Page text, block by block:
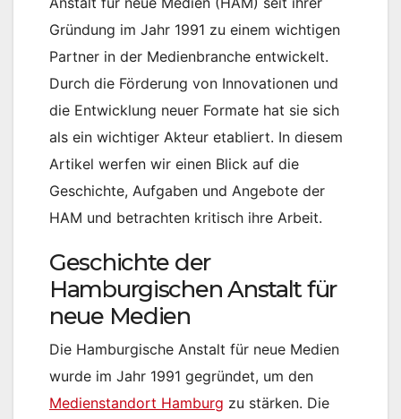
Gründung im Jahr 1991 zu einem wichtigen
Partner in der Medienbranche entwickelt.
Durch die Förderung von Innovationen und
die Entwicklung neuer Formate hat sie sich
als ein wichtiger Akteur etabliert. In diesem
Artikel werfen wir einen Blick auf die
Geschichte, Aufgaben und Angebote der
HAM und betrachten kritisch ihre Arbeit.
Geschichte der
Hamburgischen Anstalt für
neue Medien
Die Hamburgische Anstalt für neue Medien
wurde im Jahr 1991 gegründet, um den
Medienstandort Hamburg zu stärken. Die